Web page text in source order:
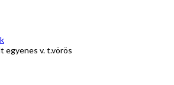
egyenes v. t.vörös